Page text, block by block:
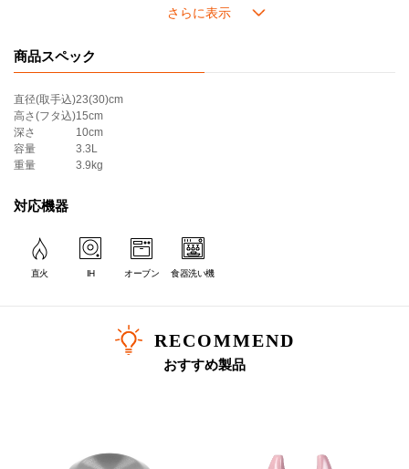
引越し祝いなど慶事のギフトにも多く選ばれています。
サイズ選びの目安
商品スペック
直径(取手込)23(30)cm
高さ(フタ込)15cm
深さ
10cm
容量
3.3L
重量
3.9kg
対応機器
直火 IH オーブン 食器洗い機
RECOMMEND
おすすめ製品